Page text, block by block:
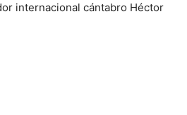
internacional cántabro Héctor